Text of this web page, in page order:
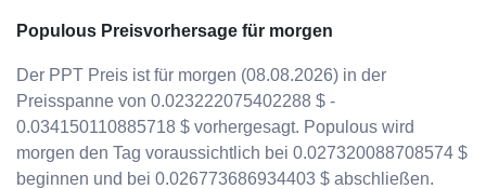
Populous Preisvorhersage für morgen
Der PPT Preis ist für morgen (08.08.2026) in der
Preisspanne von 0.023222075402288 $ -
0.034150110885718 $ vorhergesagt. Populous wird
morgen den Tag voraussichtlich bei 0.027320088708574 $
beginnen und bei 0.026773686934403 $ abschließen.